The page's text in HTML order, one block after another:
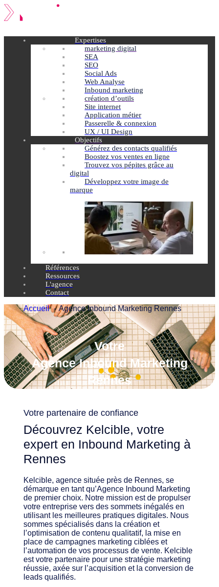
Expertises
marketing digital
SEA
SEO
Social Ads
Web Analyse
Inbound marketing
création d’outils
Site internet
Application métier
Passerelle & connexion
UX / UI Design
Objectifs
Générez des contacts qualifiés
Boostez vos ventes en ligne
Trouvez vos pépites grâce au
digital
Développez votre image de
marque
Références
Ressources
L'agence
Contact
Accueil Agence Inbound Marketing Rennes
Votre
Agence Inbound Marketing
Rennes
Votre partenaire de confiance
Découvrez Kelcible, votre
expert en Inbound Marketing à
Rennes
Kelcible, agence située près de Rennes, se
démarque en tant qu’Agence Inbound Marketing
de premier choix. Notre mission est de propulser
votre entreprise vers des sommets inégalés en
utilisant les meilleures pratiques digitales. Nous
sommes spécialisés dans la création et
l’optimisation de contenu qualitatif, la mise en
place de campagnes marketing ciblées et
l’automation de vos processus de vente. Kelcible
est votre partenaire pour une stratégie marketing
réussie, axée sur l’acquisition et la conversion de
leads qualifiés.